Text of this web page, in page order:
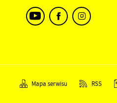
Mapa serwisu RSS